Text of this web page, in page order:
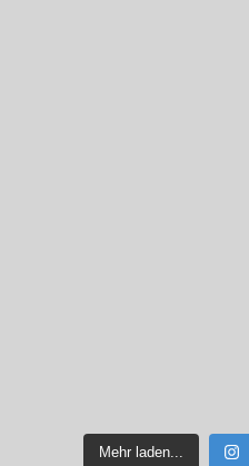
Mehr laden...